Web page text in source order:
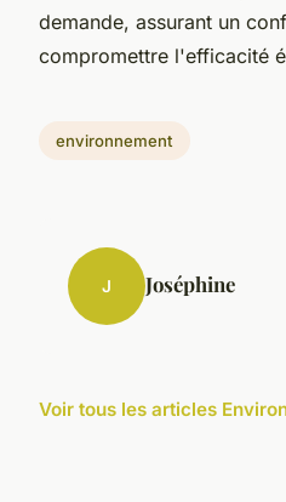
demande, assurant un
compromettre l'efficacité
environnement
J Joséphine
Voir tous les articles